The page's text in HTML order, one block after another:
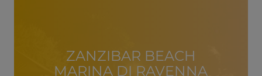
ZANZIBAR BEACH
MARINA DI RAVENNA